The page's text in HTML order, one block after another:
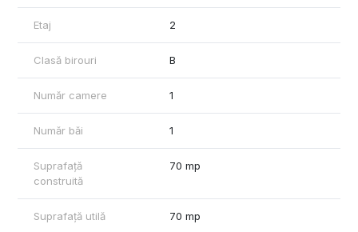
Tel: +40736675773
Etaj 2
Clasă birouri B
Număr camere 1
Număr băi 1
Suprafață
construită
70 mp
Suprafață utilă 70 mp